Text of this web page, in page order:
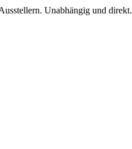
Unabhängig und direkt.